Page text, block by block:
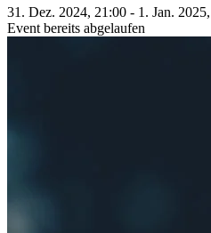
31. Dez. 2024, 21:00 - 1. Jan.
Event bereits abgelaufen